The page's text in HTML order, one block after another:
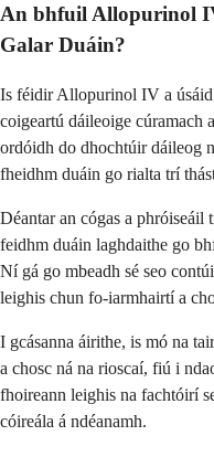
An bhfuil Allopurinol
Galar Duáin?
Is féidir Allopurinol IV a
coigeartú dáileoige cúramach
ordóidh do dhochtúir dáileog
fheidhm duáin go rialta trí
Déantar an cógas a
feidhm duáin laghdaithe go
Ní gá go mbeadh sé seo
leighis chun fo-iarmhairtí a
I gcásanna áirithe, is mó na
a chosc ná na rioscaí, fiú i
fhoireann leighis na fachtóirí
cóireála á ndéanamh.